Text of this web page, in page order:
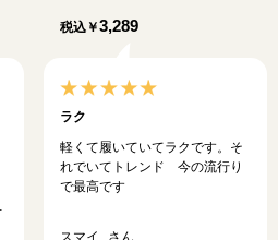
税込￥3,289
ラク
軽くて履いていてラクです。そ
れでいてトレンド 今の流行り
で最高です
スマイ